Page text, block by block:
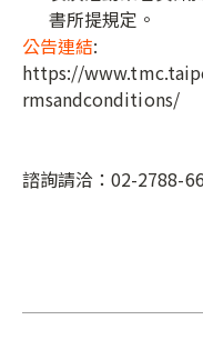
書所提規定。
公告連結:
https://
rmsandconditions/
諮詢請洽：02-2788-